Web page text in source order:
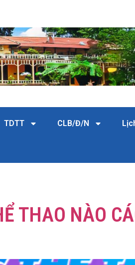
TDTT CLB/Đ/N
THAO NÀO